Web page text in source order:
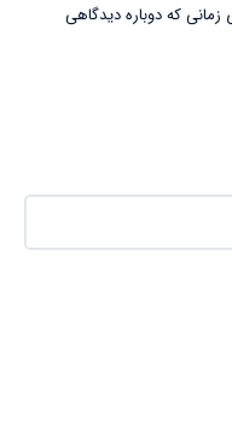
که دوباره دیدگاهی